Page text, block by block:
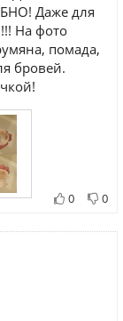
Даже для
На фото
помада,
бровей.
0 0